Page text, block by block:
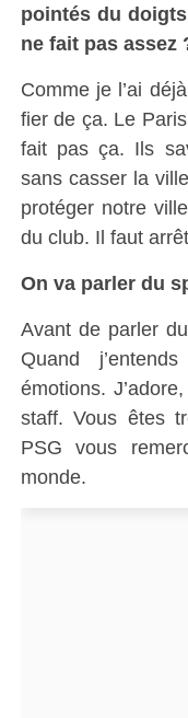
pointés du
ne fait pas assez
Comme je l’ai
fier de ça. Le
fait pas ça. Ils
sans casser la
protéger notre
du club. Il faut
On va parler du
Avant de parler
Quand
émotions.
staff. Vous êtes
PSG vous
monde.